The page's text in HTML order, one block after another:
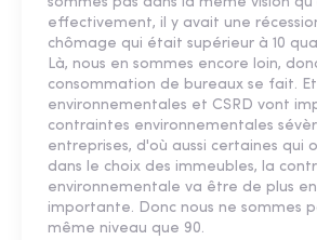
effectivement, il y avait une
chômage qui était supérieur à 10
Là, nous en sommes encore loin,
consommation de bureaux se fait.
environnementales et CSRD vont
contraintes environnementales
entreprises, d'où aussi certaines qui
dans le choix des immeubles, la
environnementale va être de plus en
importante. Donc nous ne sommes
même niveau que 90.